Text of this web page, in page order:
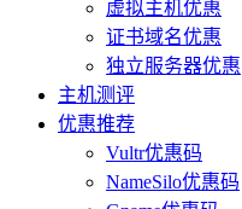
虚拟主机优惠
证书域名优惠
独立服务器优惠
主机测评
优惠推荐
Vultr优惠码
NameSilo优惠码